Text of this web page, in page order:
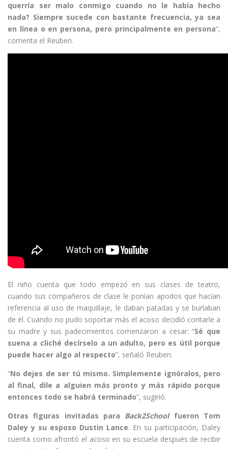
querría ser malo conmigo cuando no le había hecho
nada? Siempre sucede con bastante frecuencia, ya sea
en línea o en persona, pero principalmente en persona”,
comenta el Reuben.
El niño cuenta que todo empezó en sus clases de teatro,
cuando sus compañeros de clase le ponían apodos que hacían
referencia al uso de maquillaje, le daban patadas y se burlaban
de él. Cuando no pudo soportar más el acoso decidió contarle a
su madre y sus padecimientos comenzaron a cesar: “Sé que
suena a cliché decírselo a un adulto, pero es útil porque
puede hacer algo al respecto”, señaló Reuben.
“No dejes de ser tú mismo. Simplemente ignóralos, pero
al final, dile a alguien más pronto y más rápido porque
entonces todo se habrá terminado”, sugirió.
Otras figuras invitadas para Back2Schoolfueron Tom
Daley y su esposo Dustin Lance. En su participación, Daley
cuenta como afrontó el acoso en su escuela después de recibir